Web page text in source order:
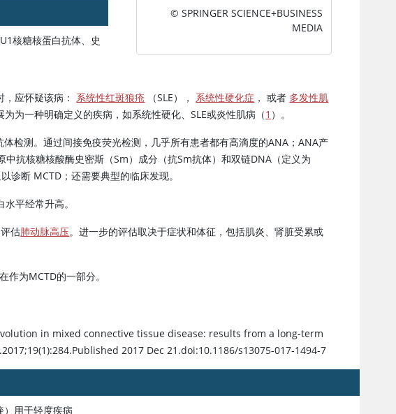
© SPRINGER SCIENCE+BUSINESS
MEDIA
核糖核蛋白抗体、史
应怀疑该病： 系统性红斑狼疮 （SLE）， 系统性硬化症 ， 或者 多发性肌
为一种明确定义的疾病，如系统性硬化、SLE或炎性肌病（1 ）。
检测。通过间接免疫荧光检测，几乎所有患者都有高滴度的ANA；ANA产
抗核糖核酸酶史密斯（Sm）成分（抗Sm抗体）和双链DNA（定义为
诊断 MCTD；还需要典型的临床发现。
平经常升高。
估肺动脉高压。进一步的评估取决于症状和体征，包括肌炎、肾脏受累或
作为MCTD的一部分。
in mixed connective tissue disease: results from a long-term
.2017;19(1):284.Published 2017 Dec 21.doi:10.1186/s13075-017-1494-7
）用于轻度疾病